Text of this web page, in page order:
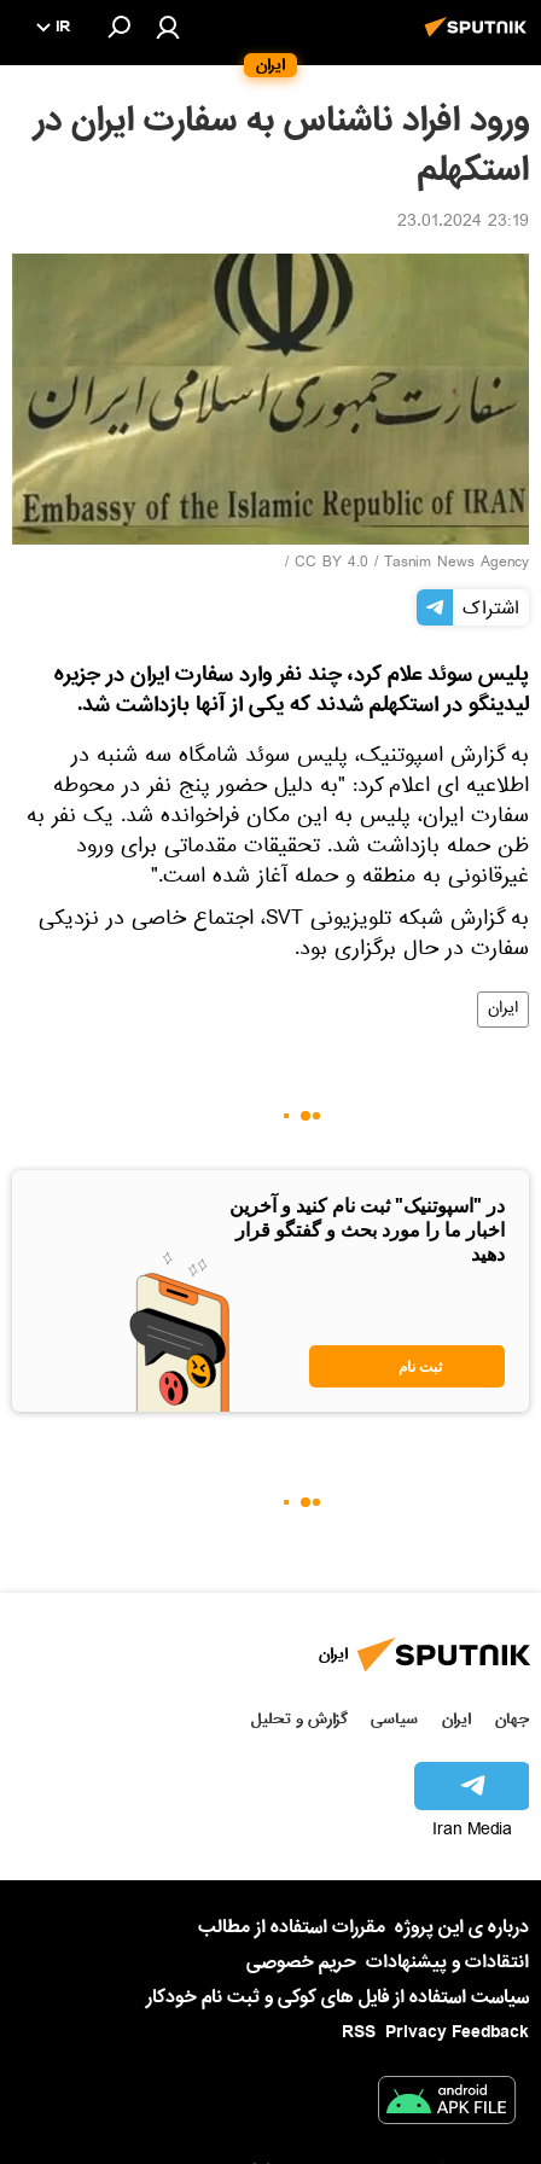
ایران
IR
ورود افراد ناشناس به سفارت ایران در
استکهلم
23:19 23.01.2024
CC BY 4.0 / Tasnim News Agency
/
اشتراک
پلیس سوئد علام کرد، چند نفر وارد سفارت ایران در جزیره
لیدینگو در استکهلم شدند که یکی از آنها بازداشت شد.
به گزارش اسپوتنیک، پلیس سوئد شامگاه سه شنبه در
اطلاعیه ای اعلام کرد: "به دلیل حضور پنج نفر در محوطه
سفارت ایران، پلیس به این مکان فراخوانده شد. یک نفر به
ظن حمله بازداشت شد. تحقیقات مقدماتی برای ورود
غیرقانونی به منطقه و حمله آغاز شده است."
به گزارش شبکه تلویزیونی SVT، اجتماع خاصی در نزدیکی
سفارت در حال برگزاری بود.
ایران
در "اسپوتنیک" ثبت نام کنید و آخرین
اخبار ما را مورد بحث و گفتگو قرار
دهید
ثبت نام
ایران
جهان ایران سیاسی گزارش و تحلیل
Iran Media
درباره ی این پروژه مقررات استفاده از مطالب
انتقادات و پیشنهادات حریم خصوصی
سیاست استفاده از فایل های کوکی و ثبت نام خودکار
Privacy Feedback
RSS